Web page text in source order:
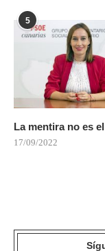
5
La mentira no es
17/09/2022